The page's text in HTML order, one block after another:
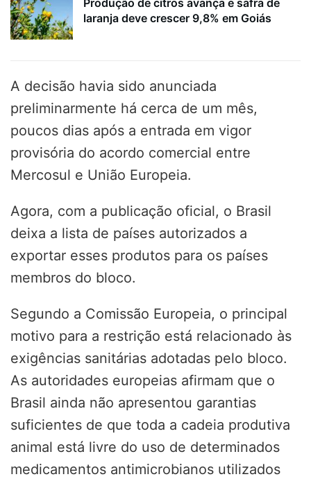
laranja deve crescer 9,8% em Goiás
A decisão havia sido anunciada
preliminarmente há cerca de um mês,
poucos dias após a entrada em vigor
provisória do acordo comercial entre
Mercosul e União Europeia.
Agora, com a publicação oficial, o Brasil
deixa a lista de países autorizados a
exportar esses produtos para os países
membros do bloco.
Segundo a Comissão Europeia, o principal
motivo para a restrição está relacionado às
exigências sanitárias adotadas pelo bloco.
As autoridades europeias afirmam que o
Brasil ainda não apresentou garantias
suficientes de que toda a cadeia produtiva
animal está livre do uso de determinados
medicamentos antimicrobianos utilizados